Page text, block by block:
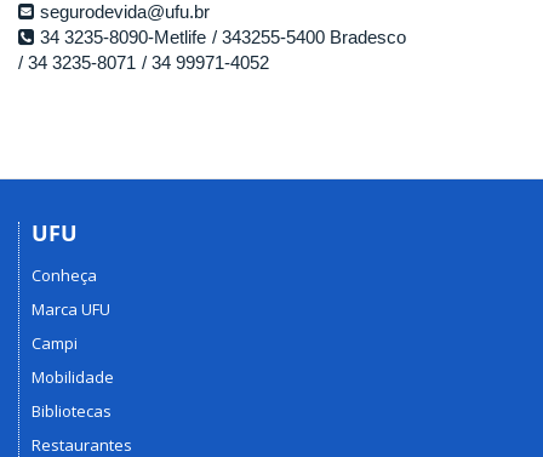
segurodevida@ufu.br
34 3235-8090-Metlife
343255-5400 Bradesco
34 3235-8071
34 99971-4052
UFU
Conheça
Marca UFU
Campi
Mobilidade
Bibliotecas
Restaurantes